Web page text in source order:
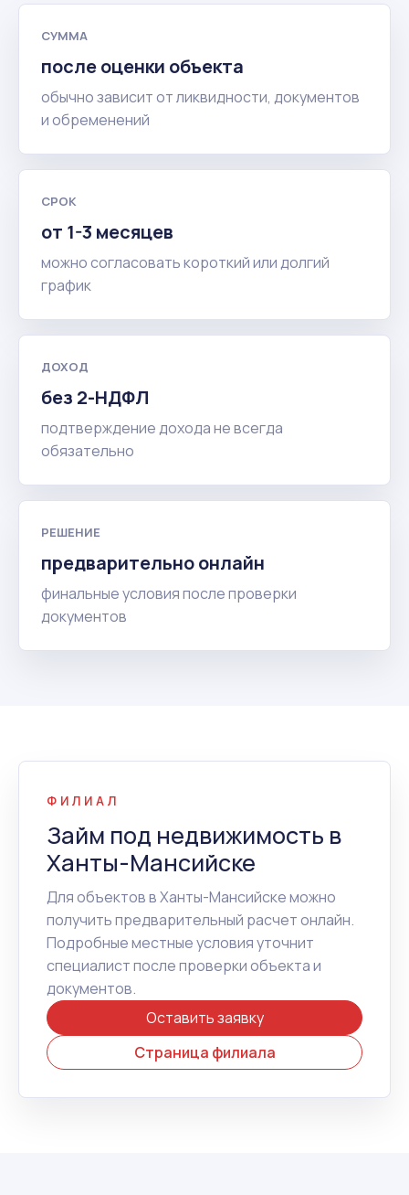
СУММА
после оценки объекта
обычно зависит от ликвидности, документов
и обременений
СРОК
от 1-3 месяцев
можно согласовать короткий или долгий
график
ДОХОД
без 2-НДФЛ
подтверждение дохода не всегда
обязательно
РЕШЕНИЕ
предварительно онлайн
финальные условия после проверки
документов
ФИЛИАЛ
Займ под недвижимость в
Ханты-Мансийске
Для объектов в Ханты-Мансийске можно
получить предварительный расчет онлайн.
Подробные местные условия уточнит
специалист после проверки объекта и
документов.
Оставить заявку
Страница филиала